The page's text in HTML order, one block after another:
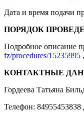
Дата и время подачи
ПОРЯДОК
Подробное описание
fz/procedures/15235995
КОНТАКТНЫЕ
Гордеева Татьяна
Телефон: 84955453838